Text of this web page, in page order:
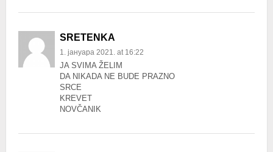
SRETENKA
1. јануара 2021. at 16:22
JA SVIMA ŽELIM
DA NIKADA NE BUDE PRAZNO
SRCE
KREVET
NOVČANIK